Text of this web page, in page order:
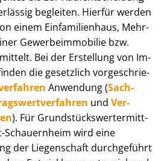
begleiten. Hierfür werden
einem Einfamilienhaus, Mehr­
Ge­wer­be­im­mo­bi­lie bzw.
Bei der Erstellung von Im­
die gesetzlich vor­ge­schrie­
Anwendung (Sach­
und Ver­
). Für Grund­stücks­wert­ermitt­
Schauernheim wird eine
der Liegenschaft durchgeführt